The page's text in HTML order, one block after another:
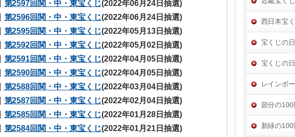
第2597回関・中・東宝くじ(2022年06月24日抽選)
第2596回関・中・東宝くじ(2022年06月24日抽選)
第2595回関・中・東宝くじ(2022年05月13日抽選)
第2592回関・中・東宝くじ(2022年05月02日抽選)
第2591回関・中・東宝くじ(2022年04月05日抽選)
第2590回関・中・東宝くじ(2022年04月05日抽選)
第2588回関・中・東宝くじ(2022年03月04日抽選)
第2587回関・中・東宝くじ(2022年02月04日抽選)
第2585回関・中・東宝くじ(2022年01月28日抽選)
第2584回関・中・東宝くじ(2022年01月21日抽選)
西日本宝
宝くじの
宝くじの
レインボ
節分の100
新緑の100